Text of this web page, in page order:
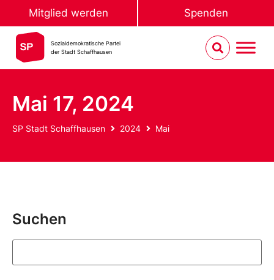
Mitglied werden Spenden
Sozialdemokratische Partei
der Stadt Schaffhausen
Mai 17, 2024
SP Stadt Schaffhausen 2024 Mai
Suchen